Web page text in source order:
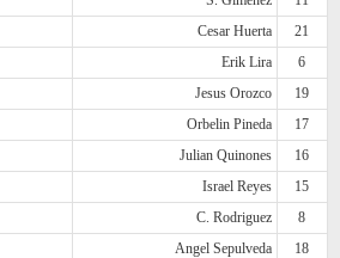
Cesar Huerta
21
Erik Lira
6
Jesus Orozco
19
Orbelin Pineda
17
Julian Quinones
16
Israel Reyes
15
C. Rodriguez
8
Angel Sepulveda 18